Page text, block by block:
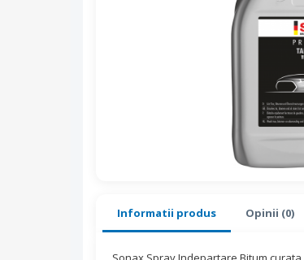
Informatii produs Opinii (0)